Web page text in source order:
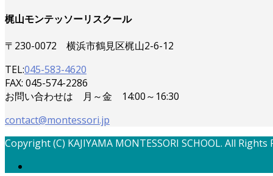
梶山モンテッソーリスクール
〒230-0072 横浜市鶴見区梶山2-6-12
TEL:045-583-4620
FAX: 045-574-2286
お問い合わせは 月～金 14:00～16:30
contact@montessori.jp
Copyright (C) KAJIYAMA MONTESSORI SCHOOL. All Rights